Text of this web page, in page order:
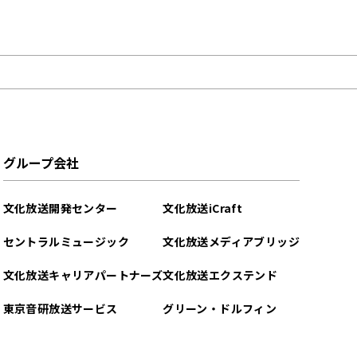
グループ会社
文化放送開発センター
セントラルミュージック
文化放送キャリアパートナーズ
東京音研放送サービス
文化放送iCraft
文化放送メディアブリッジ
文化放送エクステンド
グリーン・ドルフィン